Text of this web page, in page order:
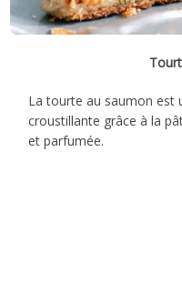
La tourte au saumon est
croustillante grâce à la
et parfumée.